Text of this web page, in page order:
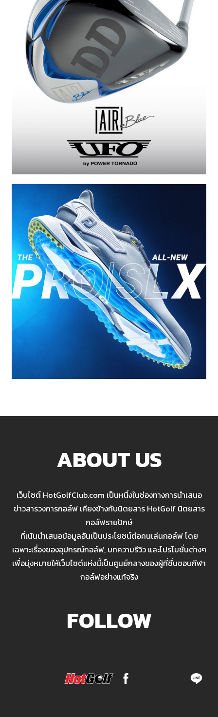
ABOUT US
เว็บไซต์ HotGolfClub.com เป็นหนึ่งในช่องทางการนำเสนอ
ข่าวสารวงการกอล์ฟ เคียงข้างกับนิตยสาร HotGolf นิตยสาร
กอล์ฟรายปักษ์
ที่เน้นนำเสนอข้อมูลอันเป็นประโยชน์ต่อคนเล่นกอล์ฟ โดย
เฉพาะเรื่องของอุปกรณ์กอล์ฟ, บทความรีวิว และโปรโมชั่นต่างๆ
เพื่อมุ่งหมายให้เว็บไซต์แห่งนี้เป็นศูนย์กลางของผู้ที่ชื่นชอบกีฬา
กอล์ฟอย่างแท้จริง
FOLLOW